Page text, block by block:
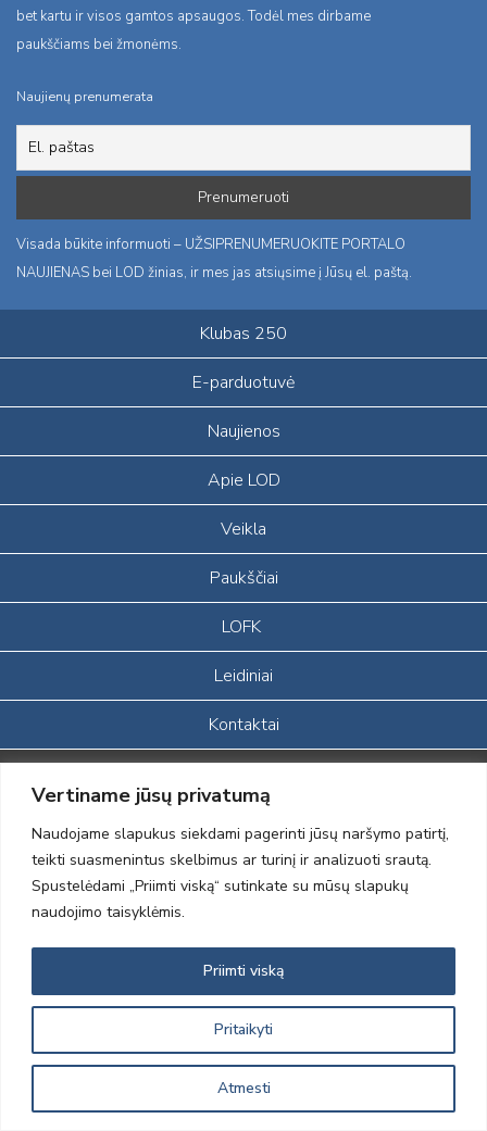
Vertiname jūsų privatumą
Naudojame slapukus siekdami pagerinti jūsų naršymo patirtį,
teikti suasmenintus skelbimus ar turinį ir analizuoti srautą.
Spustelėdami „Priimti viską“ sutinkate su mūsų slapukų
naudojimo taisyklėmis.
Pritaikyti
Atmesti
Priimti viską
bet kartu ir visos gamtos apsaugos. Todėl mes dirbame
paukščiams bei žmonėms.
Naujienų prenumerata
Visada būkite informuoti – UŽSIPRENUMERUOKITE PORTALO
NAUJIENAS bei LOD žinias, ir mes jas atsiųsime į Jūsų el. paštą.
Klubas 250
E-parduotuvė
Naujienos
Apie LOD
Veikla
Paukščiai
LOFK
Leidiniai
Kontaktai
Portalas sukurtas įgyvendinant Lietuvos Respublikos, Europos
ekonominės erdvės ir Norvegijos finansinių mechanizmų iš dalies
finansuojamą paprojektį
„LOD visuomeninės /gamtosauginės veiklos sustiprinimas ir įvaizdžio
formavimas įtraukiant visuomenę į aplinkosauginių tyrimų veiklą“
(paprojekčio
įgyvendinimo sutarties numeris 2004-LT0008-NVO-1EEE/NOR-02-
2012 © Lietuvos Ornitologų Draugija © 2014, Visos teisės saugomos
Electronic Solutions for Business